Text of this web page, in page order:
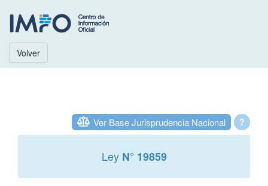
Volver
?
Ver Base Jurisprudencia Nacional
Ley N° 19859